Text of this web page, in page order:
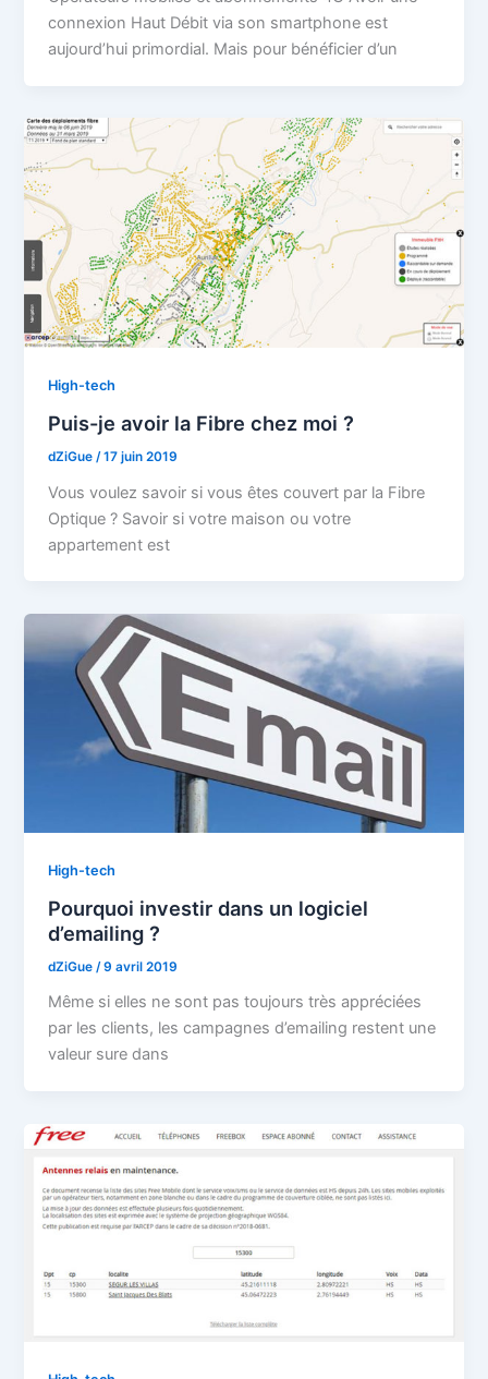
connexion Haut Débit via son smartphone est
aujourd’hui primordial. Mais pour bénéficier d’un
High-tech
Puis-je avoir la Fibre chez moi ?
dZiGue /17 juin 2019
Vous voulez savoir si vous êtes couvert par la Fibre
Optique ? Savoir si votre maison ou votre
appartement est
High-tech
Pourquoi investir dans un logiciel
d’emailing ?
dZiGue /9 avril 2019
Même si elles ne sont pas toujours très appréciées
par les clients, les campagnes d’emailing restent une
valeur sure dans